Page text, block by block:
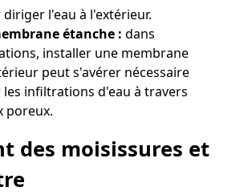
l'eau à l'extérieur.
étanche : dans
installer une membrane
peut s'avérer nécessaire
infiltrations d'eau à travers
poreux.
des moisissures et